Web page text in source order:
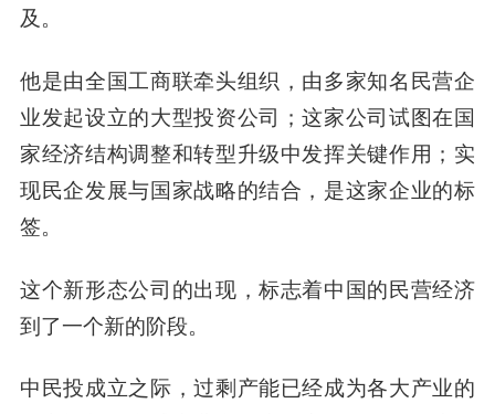
及。
他是由全国工商联牵头组织，由多家知名民营企
业发起设立的大型投资公司；这家公司试图在国
家经济结构调整和转型升级中发挥关键作用；实
现民企发展与国家战略的结合，是这家企业的标
签。
这个新形态公司的出现，标志着中国的民营经济
到了一个新的阶段。
中民投成立之际，过剩产能已经成为各大产业的